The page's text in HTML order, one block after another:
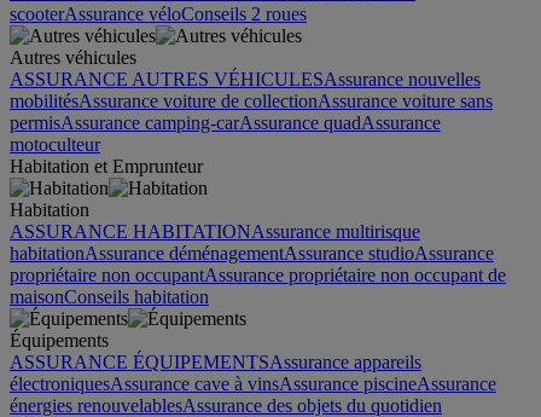
scooterAssurance véloConseils 2 roues
Autres véhicules
ASSURANCE AUTRES VÉHICULESAssurance nouvelles
mobilitésAssurance voiture de collectionAssurance voiture sans
permisAssurance camping-carAssurance quadAssurance
motoculteur
Habitation et Emprunteur
Habitation
ASSURANCE HABITATIONAssurance multirisque
habitationAssurance déménagementAssurance studioAssurance
propriétaire non occupantAssurance propriétaire non occupant de
maisonConseils habitation
Équipements
ASSURANCE ÉQUIPEMENTSAssurance appareils
électroniquesAssurance cave à vinsAssurance piscineAssurance
énergies renouvelablesAssurance des objets du quotidien